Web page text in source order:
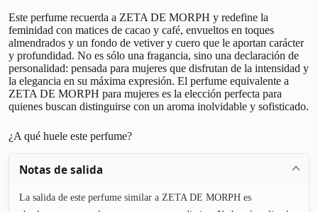
Este perfume recuerda a ZETA DE MORPH y redefine la
feminidad con matices de cacao y café, envueltos en toques
almendrados y un fondo de vetiver y cuero que le aportan carácter
y profundidad. No es sólo una fragancia, sino una declaración de
personalidad: pensada para mujeres que disfrutan de la intensidad y
la elegancia en su máxima expresión. El perfume equivalente a
ZETA DE MORPH para mujeres es la elección perfecta para
quienes buscan distinguirse con un aroma inolvidable y sofisticado.
¿A qué huele este perfume?
Notas de salida
La salida de este perfume similar a ZETA DE MORPH es